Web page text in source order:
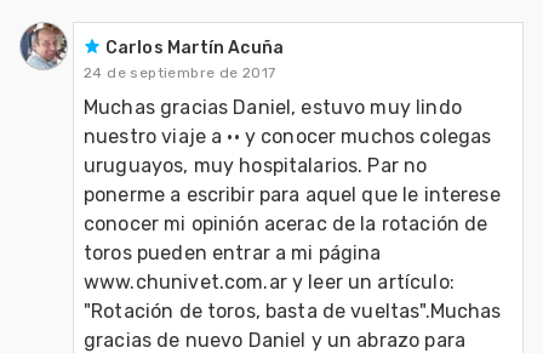
Carlos Martín Acuña
24 de septiembre de 2017
Muchas gracias Daniel, estuvo muy lindo
nuestro viaje a ·· y conocer muchos colegas
uruguayos, muy hospitalarios. Par no
ponerme a escribir para aquel que le interese
conocer mi opinión acerac de la rotación de
toros pueden entrar a mi página
www.chunivet.com.ar y leer un artículo:
"Rotación de toros, basta de vueltas".Muchas
gracias de nuevo Daniel y un abrazo para